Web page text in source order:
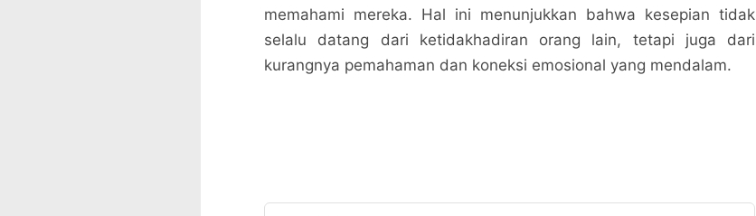
memahami mereka. Hal ini menunjukkan bahwa kesepian tidak
selalu datang dari ketidakhadiran orang lain, tetapi juga dari
kurangnya pemahaman dan koneksi emosional yang mendalam.